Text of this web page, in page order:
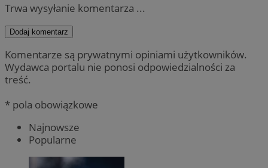
Trwa wysyłanie komentarza ...
Dodaj komentarz
Komentarze są prywatnymi opiniami użytkowników.
Wydawca portalu nie ponosi odpowiedzialności za
treść.
* pola obowiązkowe
Najnowsze
Popularne